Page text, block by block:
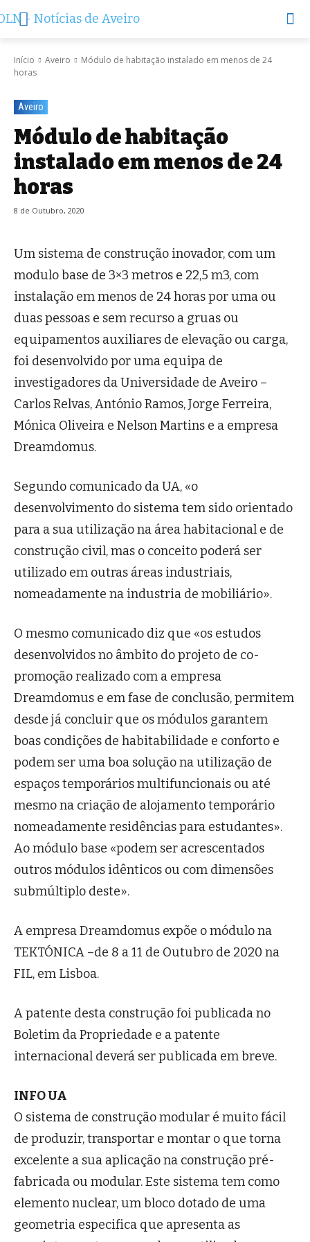
Início Aveiro
Módulo de habitação instalado em menos de 24
horas
Aveiro
Módulo de habitação
instalado em menos de 24
horas
8 de Outubro, 2020
Um sistema de construção inovador, com um
modulo base de 3×3 metros e 22,5 m3, com
instalação em menos de 24 horas por uma ou
duas pessoas e sem recurso a gruas ou
equipamentos auxiliares de elevação ou carga,
foi desenvolvido por uma equipa de
investigadores da Universidade de Aveiro –
Carlos Relvas, António Ramos, Jorge Ferreira,
Mónica Oliveira e Nelson Martins e a empresa
Dreamdomus.
Segundo comunicado da UA, «o
desenvolvimento do sistema tem sido orientado
para a sua utilização na área habitacional e de
construção civil, mas o conceito poderá ser
utilizado em outras áreas industriais,
nomeadamente na industria de mobiliário».
O mesmo comunicado diz que «os estudos
desenvolvidos no âmbito do projeto de co-
promoção realizado com a empresa
Dreamdomus e em fase de conclusão, permitem
desde já concluir que os módulos garantem
boas condições de habitabilidade e conforto e
podem ser uma boa solução na utilização de
espaços temporários multifuncionais ou até
mesmo na criação de alojamento temporário
nomeadamente residências para estudantes».
Ao módulo base «podem ser acrescentados
outros módulos idênticos ou com dimensões
submúltiplo deste».
A empresa Dreamdomus expõe o módulo na
TEKTÓNICA –de 8 a 11 de Outubro de 2020 na
FIL, em Lisboa.
A patente desta construção foi publicada no
Boletim da Propriedade e a patente
internacional deverá ser publicada em breve.
INFO UA
O sistema de construção modular é muito fácil
de produzir, transportar e montar o que torna
excelente a sua aplicação na construção pré-
fabricada ou modular. Este sistema tem como
elemento nuclear, um bloco dotado de uma
geometria especifica que apresenta as